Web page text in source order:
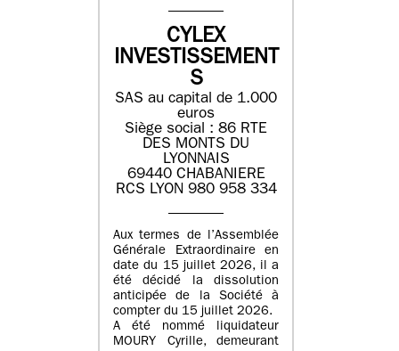
CYLEX
INVESTISSEMENT
S
SAS au capital de 1.000
euros
Siège social : 86 RTE
DES MONTS DU
LYONNAIS
69440 CHABANIERE
RCS LYON 980 958 334
Aux termes de l’Assemblée
Générale Extraordinaire en
date du 15 juillet 2026, il a
été décidé la dissolution
anticipée de la Société à
compter du 15 juillet 2026.
A été nommé liquidateur
MOURY Cyrille, demeurant